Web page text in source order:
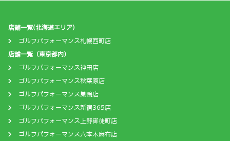
店舗一覧(北海道エリア)
ゴルフパフォーマンス札幌西町店
店舗一覧（東京都内）
ゴルフパフォーマンス神田店
ゴルフパフォーマンス秋葉原店
ゴルフパフォーマンス巣鴨店
ゴルフパフォーマンス新宿365店
ゴルフパフォーマンス上野御徒町店
ゴルフパフォーマンス六本木麻布店